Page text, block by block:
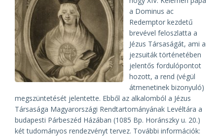
a Dominus ac
Redemptor kezdetű
brevével feloszlatta a
Jézus Társaságát, ami a
jezsuiták történetében
jelentős fordulópontot
hozott, a rend (végül
átmenetinek bizonyuló)
megszüntetését jelentette. Ebből az alkalomból a Jézus
Társasága Magyarországi Rendtartományának Levéltára a
budapesti Párbeszéd Házában (1085 Bp. Horánszky u. 20.)
két tudományos rendezvényt tervez. További információk: